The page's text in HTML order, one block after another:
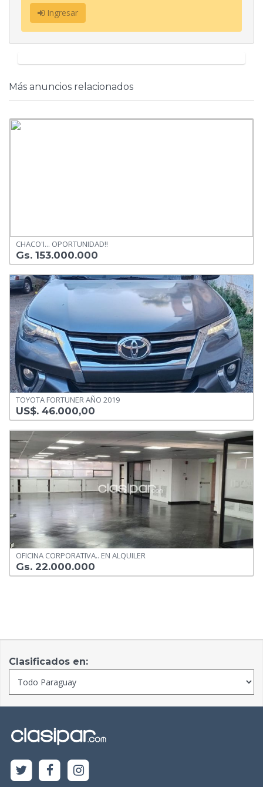
Ingresar
Más anuncios relacionados
CHACO'I... OPORTUNIDAD!!
Gs. 153.000.000
TOYOTA FORTUNER AÑO 2019
US$. 46.000,00
OFICINA CORPORATIVA.. EN ALQUILER
Gs. 22.000.000
Clasificados en: